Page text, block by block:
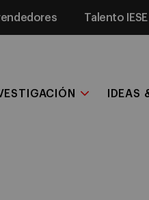
Talento IESE
IDEAS